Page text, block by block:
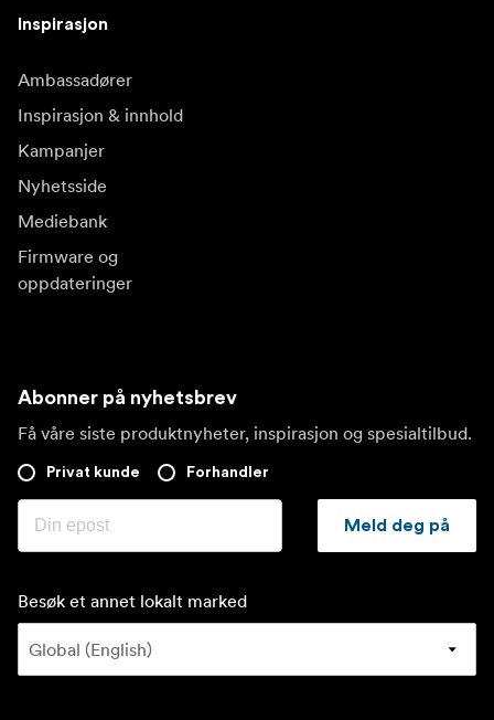
Inspirasjon
Ambassadører
Inspirasjon & innhold
Kampanjer
Nyhetsside
Mediebank
Firmware og
oppdateringer
Abonner på nyhetsbrev
Få våre siste produktnyheter, inspirasjon og spesialtilbud.
Privat kunde Forhandler
Meld deg på
Besøk et annet lokalt marked